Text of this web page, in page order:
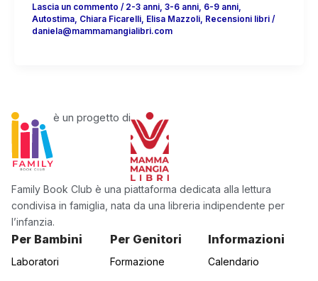
Lascia un commento / 2-3 anni, 3-6 anni, 6-9 anni,
Autostima, Chiara Ficarelli, Elisa Mazzoli, Recensioni libri/
daniela@mammamangialibri.com
è un progetto di
Family Book Club è una piattaforma dedicata alla lettura
condivisa in famiglia, nata da una libreria indipendente per
l’infanzia.
Per Bambini
Laboratori
Per Genitori
Formazione
Informazioni
Calendario